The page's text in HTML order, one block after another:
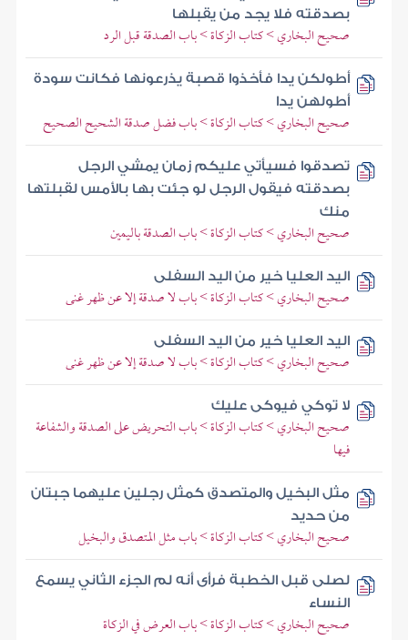
بصدقته فلا يجد من يقبلها
صحيح البخاري > كتاب الزكاة > باب الصدقة قبل الرد
أطولكن يدا فأخذوا قصبة يذرعونها فكانت سودة
أطولهن يدا
صحيح البخاري > كتاب الزكاة > باب فضل صدقة الشحيح الصحيح
تصدقوا فسيأتي عليكم زمان يمشي الرجل
بصدقته فيقول الرجل لو جئت بها بالأمس لقبلتها
منك
صحيح البخاري > كتاب الزكاة > باب الصدقة باليمين
اليد العليا خير من اليد السفلى
صحيح البخاري > كتاب الزكاة > باب لا صدقة إلا عن ظهر غنى
اليد العليا خير من اليد السفلى
صحيح البخاري > كتاب الزكاة > باب لا صدقة إلا عن ظهر غنى
لا توكي فيوكى عليك
صحيح البخاري > كتاب الزكاة > باب التحريض على الصدقة والشفاعة
فيها
مثل البخيل والمتصدق كمثل رجلين عليهما جبتان
من حديد
صحيح البخاري > كتاب الزكاة > باب مثل المتصدق والبخيل
لصلى قبل الخطبة فرأى أنه لم الجزء الثاني يسمع
النساء
صحيح البخاري > كتاب الزكاة > باب العرض في الزكاة